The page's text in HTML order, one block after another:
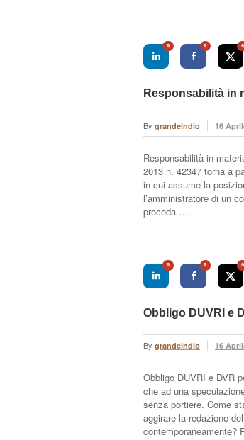
0 0 0
Responsabilità in
By grandeindio 16
Responsabilità in
2013 n. 42347 torna a
in cui assume la
l’amministratore di un
proceda …
0 0 0
Obbligo DUVRI e
By grandeindio 16
Obbligo DUVRI e DVR
che ad una
senza portiere. Come
aggirare la redazione
contemporaneamente?